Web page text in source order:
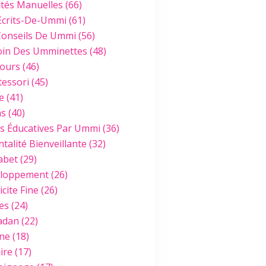
Manuelles (66)
De-Ummi (61)
De Ummi (56)
Des Umminettes (48)
(46)
(45)
(41)
(40)
Éducatives Par Ummi (36)
Bienveillante (32)
(29)
(26)
Fine (26)
(24)
(22)
(18)
(17)